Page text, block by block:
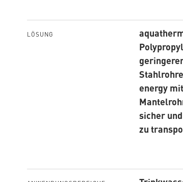
LÖSUNG
energy
sicher
zu